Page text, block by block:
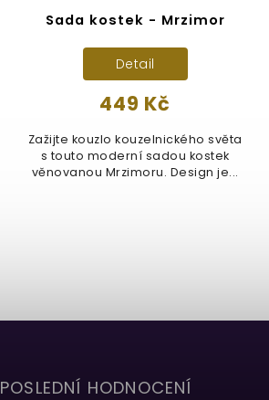
Sada kostek - Mrzimor
449 Kč
Detail
Zažijte kouzlo kouzelnického světa
s touto moderní sadou kostek
věnovanou Mrzimoru. Design je...
POSLEDNÍ HODNOCENÍ